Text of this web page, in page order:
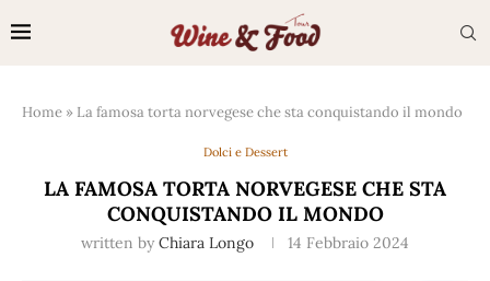
Home » La famosa torta norvegese che sta conquistando il mondo
Dolci e Dessert
LA FAMOSA TORTA NORVEGESE CHE STA
CONQUISTANDO IL MONDO
written by Chiara Longo 14 Febbraio 2024